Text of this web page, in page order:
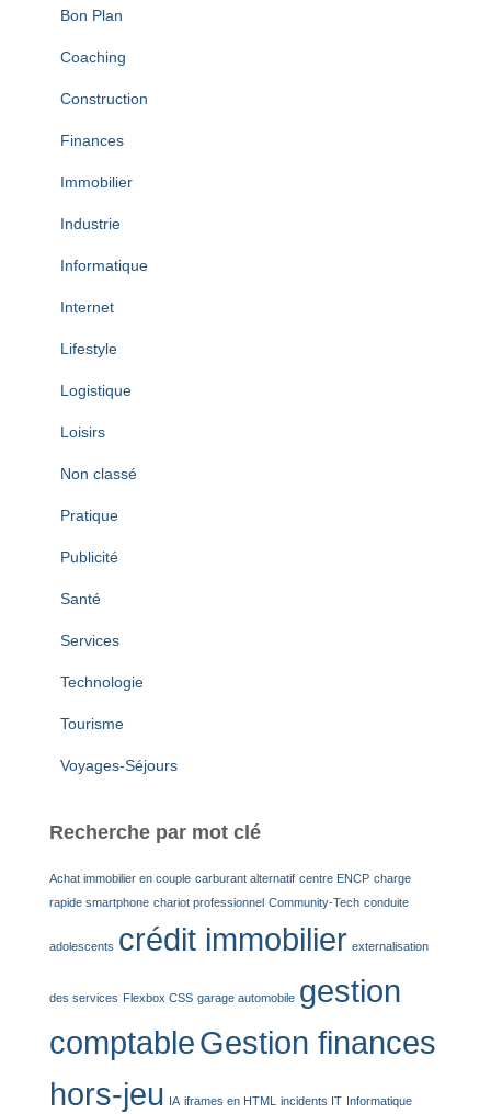
Bon Plan
Coaching
Construction
Finances
Immobilier
Industrie
Informatique
Internet
Lifestyle
Logistique
Loisirs
Non classé
Pratique
Publicité
Santé
Services
Technologie
Tourisme
Voyages-Séjours
Recherche par mot clé
Achat immobilier en couple carburant alternatif centre ENCP charge
rapide smartphone chariot professionnel Community-Tech conduite
adolescents crédit immobilier externalisation
des services Flexbox CSS garage automobile gestion
comptableGestion finances
hors-jeu
IA iframes en HTML incidents IT Informatique